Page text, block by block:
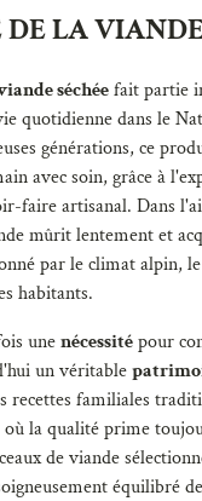
LA
séchéefait partie
quotidienne dans le
générations, ce
avec soin, grâce à
faire artisanal. Dans
mûrit lentement et
par le climat alpin,
habitants.
unenécessitépour
un véritable
recettes familiales
où la qualité prime
de viande
équilibré